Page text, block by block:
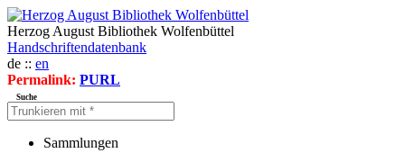
Herzog August Bibliothek Wolfenbüttel
Handschriftendatenbank
de :: en
Permalink: PURL
Suche
Sammlungen